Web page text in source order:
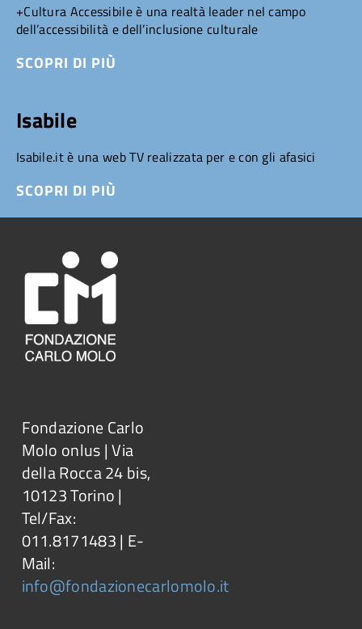
+Cultura Accessibile è una realtà leader nel campo
dell’accessibilità e dell’inclusione culturale
SCOPRI DI PIÙ
Isabile
Isabile.it è una web TV realizzata per e con gli afasici
SCOPRI DI PIÙ
Fondazione Carlo
Molo onlus | Via
della Rocca 24 bis,
10123 Torino |
Tel/Fax:
011.8171483 | E-
Mail:
info@fondazionecarlomolo.it